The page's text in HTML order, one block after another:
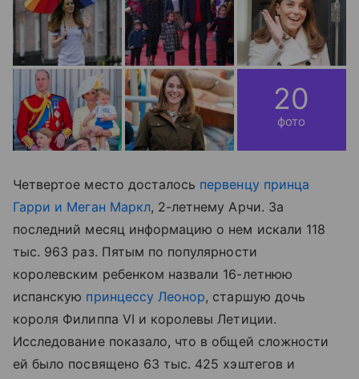
20
фото
Четвертое место досталось первенцу принца
Гарри и Меган Маркл, 2-летнему Арчи. За
последний месяц информацию о нем искали 118
тыс. 963 раз. Пятым по популярности
королевским ребенком назвали 16-летнюю
испанскую принцессу Леонор, старшую дочь
короля Филиппа VI и королевы Летиции.
Исследование показало, что в общей сложности
ей было посвящено 63 тыс. 425 хэштегов и